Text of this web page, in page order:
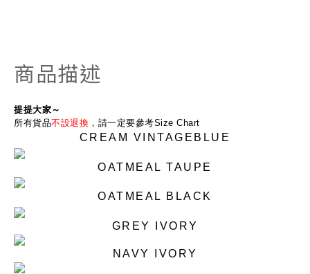
商品描述
提提大家～
所有貨品不設退換 ，請一定要參考Size Chart
CREAM VINTAGEBLUE
OATMEAL TAUPE
OATMEAL BLACK
GREY IVORY
NAVY IVORY